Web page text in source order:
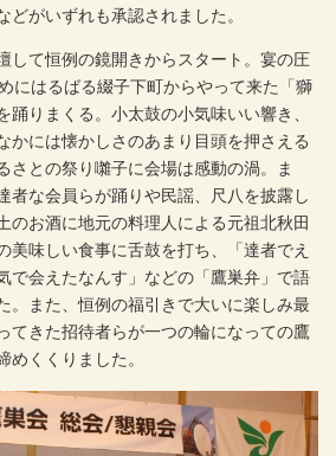
どがいずれも承認されました。
して恒例の鏡開きからスタート。宴の圧
にはるばる綴子下町からやって来た「獅
踊りまくる。小太鼓の小気味いい響き、
かには懐かしさのあまり目頭を押さえる
さとの祭り囃子に会場は感動の渦。ま
者な会員らが踊りや民謡、尺八を披露し
のお酒に地元の料理人による元祖北秋田
美味しい食事に舌鼓を打ち、「達者でえ
で会えたなんす」などの「鷹巣弁」で語
。また、恒例の福引きで大いに楽しみ最
てきた招待者らが一つの輪になっての鷹
くくりました。